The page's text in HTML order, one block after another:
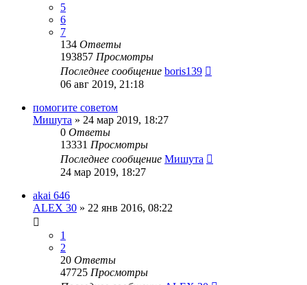
5
6
7
134 Ответы
193857 Просмотры
Последнее сообщение boris139
06 авг 2019, 21:18
помогите советом
Мишута » 24 мар 2019, 18:27
0 Ответы
13331 Просмотры
Последнее сообщение Мишута
24 мар 2019, 18:27
akai 646
ALEX 30 » 22 янв 2016, 08:22
1
2
20 Ответы
47725 Просмотры